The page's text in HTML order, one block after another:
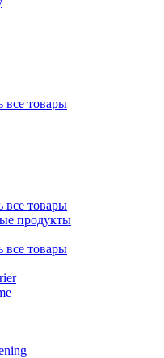
все товары
все товары
продукты
все товары